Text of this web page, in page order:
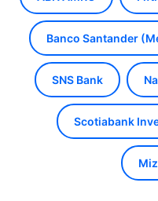
Banco Santander
SNS Bank
Scotiabank